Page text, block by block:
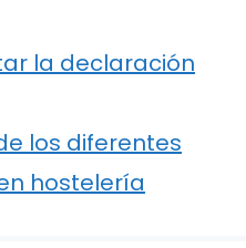
la declaración
los diferentes
hostelería